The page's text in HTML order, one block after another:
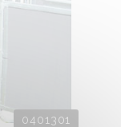
0401301